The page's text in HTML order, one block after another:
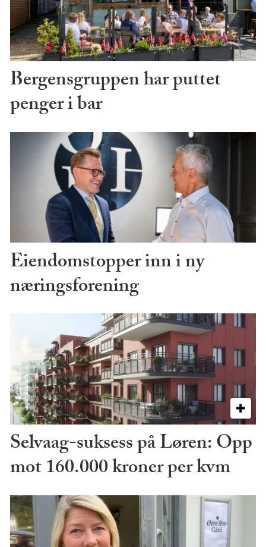
Bergensgruppen har puttet
penger i bar
Eiendomstopper inn i ny
næringsforening
Selvaag-suksess på Løren: Opp
mot 160.000 kroner per kvm